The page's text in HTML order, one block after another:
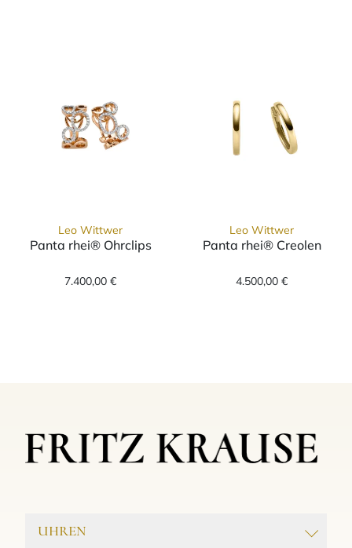
Leo Wittwer
Panta rhei® Ohrclips
7.400,00 €
Leo Wittwer
Panta rhei® Creolen
4.500,00 €
UHREN